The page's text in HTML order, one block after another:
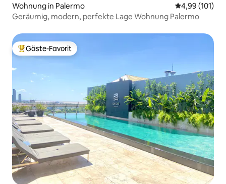
Wohnung in Palermo
4,99 (101)
Geräumig, modern, perfekte Lage Wohnung Palermo
Beliebter Gäste-Favorit.
Gäste-Favorit